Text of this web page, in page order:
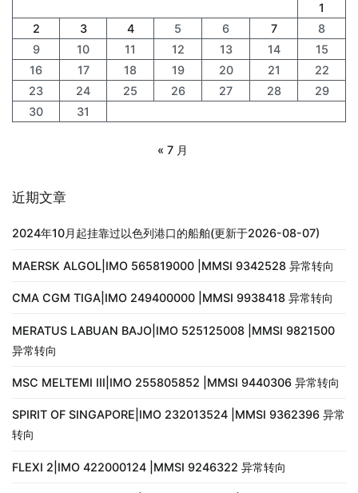
1
2
3 4 5 6 7
8
9
10 11 12 13 14
15
16
17 18 19 20 21
22
23
24 25 26 27 28
29
30
31
« 7 月
近期文章
2024年10月起挂靠过以色列港口的船舶(更新于2026-08-07)
MAERSK ALGOL|IMO 565819000 |MMSI 9342528 异常转向
CMA CGM TIGA|IMO 249400000 |MMSI 9938418 异常转向
MERATUS LABUAN BAJO|IMO 525125008 |MMSI 9821500
异常转向
MSC MELTEMI III|IMO 255805852 |MMSI 9440306 异常转向
SPIRIT OF SINGAPORE|IMO 232013524 |MMSI 9362396 异常
转向
FLEXI 2|IMO 422000124 |MMSI 9246322 异常转向